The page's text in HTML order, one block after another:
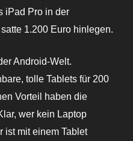
iPad Pro in der
1.200 Euro hinlegen.
Android-Welt.
tolle Tablets für 200
Vorteil haben die
wer kein Laptop
ist mit einem Tablet